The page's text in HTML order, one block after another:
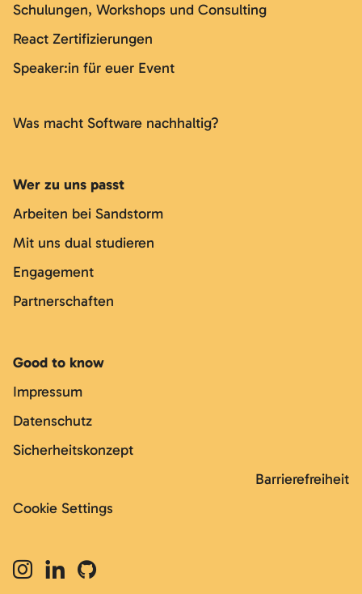
Schulungen, Workshops und Consulting
React Zertifizierungen
Speaker:in für euer Event
Was macht Software nachhaltig?
Wer zu uns passt
Arbeiten bei Sandstorm
Mit uns dual studieren
Engagement
Partnerschaften
Good to know
Impressum
Datenschutz
Sicherheitskonzept
Barrierefreiheit
Cookie Settings